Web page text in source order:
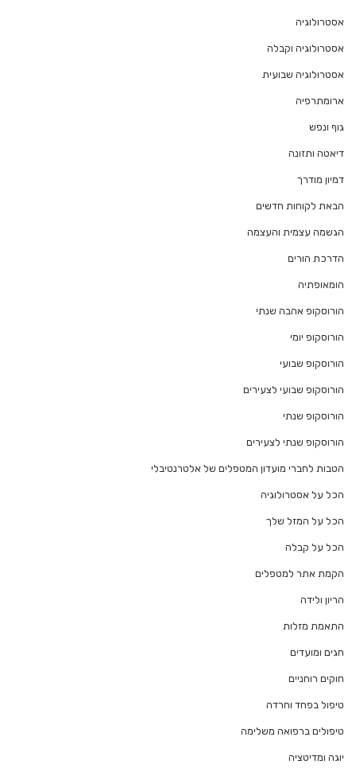
אסטרולוגיה
אסטרולוגיה וקבלה
אסטרולוגיה שבועית
ארומתרפיה
גוף ונפש
דיאטה ותזונה
דמיון מודרך
הבאת לקוחות חדשים
הגשמה עצמית והעצמה
הדרכת הורים
הומאופתיה
הורוסקופ אהבה שנתי
הורוסקופ יומי
הורוסקופ שבועי
הורוסקופ שבועי לצעירים
הורוסקופ שנתי
הורוסקופ שנתי לצעירים
הטבות לחברי מועדון המטפלים של אלטרנטיבלי
הכל על אסטרולוגיה
הכל על המזל שלך
הכל על קבלה
הקמת אתר למטפלים
הריון ולידה
התאמת מזלות
חגים ומועדים
חוקים רוחניים
טיפול בפחד וחרדה
טיפולים ברפואה משלימה
יוגה ומדיטציה